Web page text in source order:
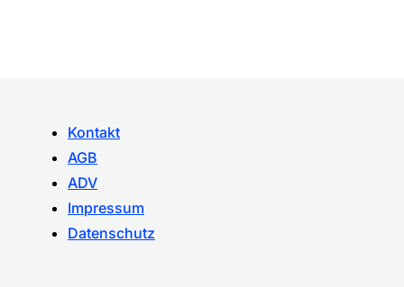
Kontakt
AGB
ADV
Impressum
Datenschutz